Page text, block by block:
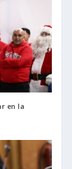
en la